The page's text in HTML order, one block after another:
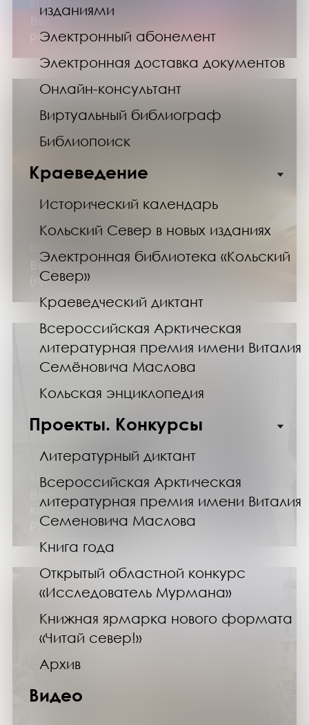
изданиями
Электронный абонемент
Электронная доставка документов
Онлайн-консультант
Виртуальный библиограф
Библиопоиск
Краеведение
Исторический календарь
Кольский Север в новых изданиях
Электронная библиотека «Кольский
Север»
Краеведческий диктант
Всероссийская Арктическая
литературная премия имени Виталия
Семёновича Маслова
Кольская энциклопедия
Проекты. Конкурсы
Литературный диктант
Всероссийская Арктическая
литературная премия имени Виталия
Семеновича Маслова
Книга года
Открытый областной конкурс
«Исследователь Мурмана»
Книжная ярмарка нового формата
«Читай север!»
Архив
Видео
Выставка изданий «История, одетая в
роман» (ко Дню народного единства)
Выставка «Литературная биография»
(проект «ЛИТПРОСВЕТ»)
01.11.24
Выставка «Михаил Калашников: солдат,
конструктор, легенда» (цикл «Великие
русские»)